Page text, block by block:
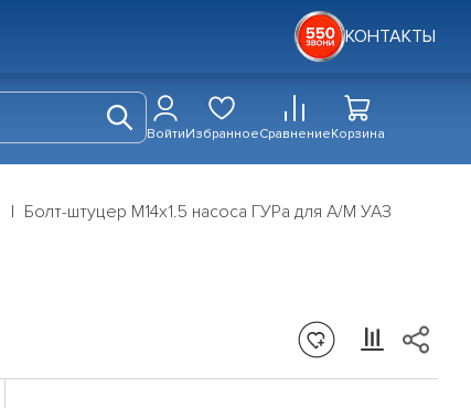
КОНТАКТЫ
ВойтиИзбранноеСравнениеКорзина
Болт-штуцер М14х1.5 насоса ГУРа для А/М УАЗ